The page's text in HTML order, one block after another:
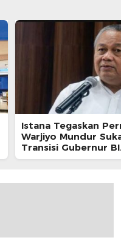
Istana Tegaskan
Warjiyo Mundur
Transisi Gubernur BI
Berjalan Sesuai UU